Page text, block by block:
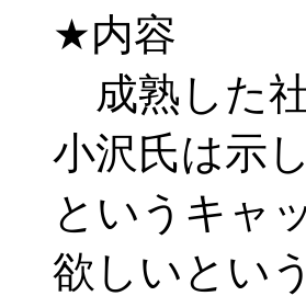
★内容
成熟した
小沢氏は示
というキャ
欲しいとい